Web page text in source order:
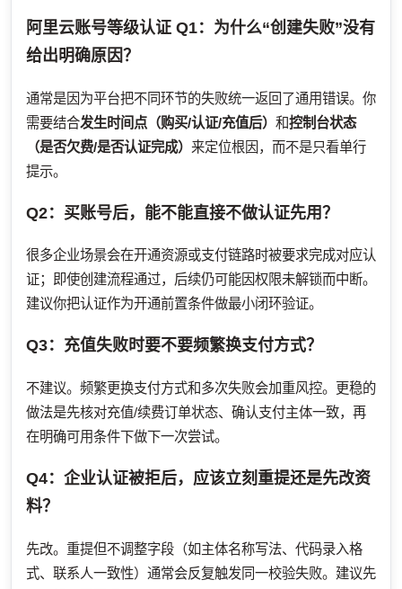
阿里云账号等级认证 Q1：为什么“创建失败”没有
给出明确原因？
通常是因为平台把不同环节的失败统一返回了通用错误。你
需要结合发生时间点（购买/认证/充值后） 和控制台状态
（是否欠费/是否认证完成） 来定位根因，而不是只看单行
提示。
Q2：买账号后，能不能直接不做认证先用？
很多企业场景会在开通资源或支付链路时被要求完成对应认
证；即使创建流程通过，后续仍可能因权限未解锁而中断。
建议你把认证作为开通前置条件做最小闭环验证。
Q3：充值失败时要不要频繁换支付方式？
不建议。频繁更换支付方式和多次失败会加重风控。更稳的
做法是先核对充值/续费订单状态、确认支付主体一致，再
在明确可用条件下做下一次尝试。
Q4：企业认证被拒后，应该立刻重提还是先改资
料？
先改。重提但不调整字段（如主体名称写法、代码录入格
式、联系人一致性）通常会反复触发同一校验失败。建议先